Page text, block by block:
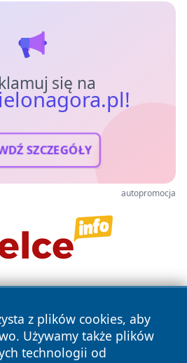
się na
SZCZEGÓŁY
autopromocja
z plików cookies, aby
Używamy także plików
technologii od